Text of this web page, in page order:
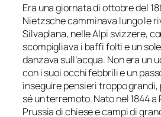
Era una giornata di ottobre del
Nietzsche camminava lungo le
Silvaplana, nelle Alpi svizzere,
scompigliava i baffi folti e un
danzava sull’acqua. Non era un
con i suoi occhi febbrili e un
inseguire pensieri troppo
sé un terremoto. Nato nel 1844 a
Prussia di chiese e campi di